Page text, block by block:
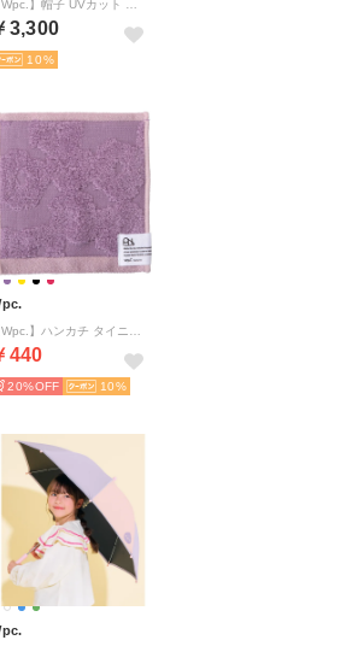
3,300
10
440
20% 10